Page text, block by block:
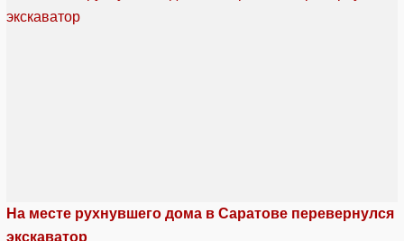
На месте рухнувшего дома в Саратове перевернулся
экскаватор